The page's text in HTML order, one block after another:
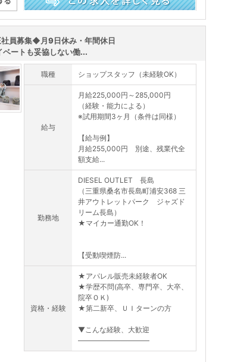
社員募集◆月9日休み・年間休日
ートも妥協しない働...
職種 ショップスタッフ（未経験OK）
給与
月給225,000円～285,000円
（経験・能力による）
※試用期間3ヶ月（条件は同様）
【給与例】
月給255,000円 別途、残業代全
額支給...
勤務地
DIESEL OUTLET 長島
（三重県桑名市長島町浦安368 三
井アウトレットパーク ジャズド
リーム長島）
★マイカー通勤OK！
【受動喫煙防...
資格・経験
★アパレル販売未経験者OK
★学歴不問(高卒、専門卒、大卒、
院卒ＯＫ)
★第二新卒、ＵＩターンの方
▼こんな経験、大歓迎
――――――――――